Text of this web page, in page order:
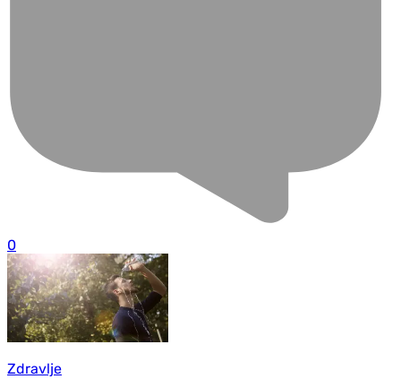
0
Zdravlje